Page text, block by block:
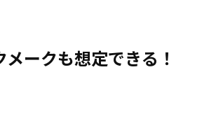
ークも想定できる！